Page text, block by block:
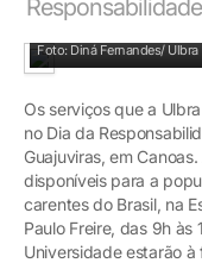
Foto: Diná Fernandes/ Ulbra
Os serviços que a
no Dia da
Guajuviras, em
disponíveis para a
carentes do Brasil, na
Paulo Freire, das 9h
Universidade estarão